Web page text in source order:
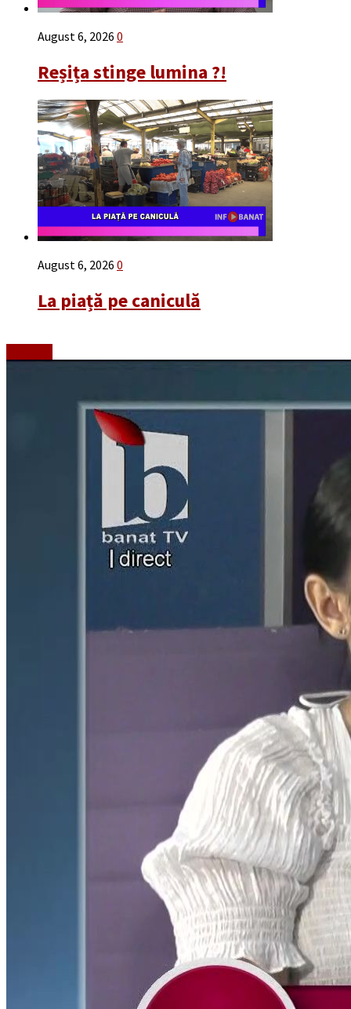
August 6, 2026 0
Reșița stinge lumina ?!
August 6, 2026 0
La piață pe caniculă